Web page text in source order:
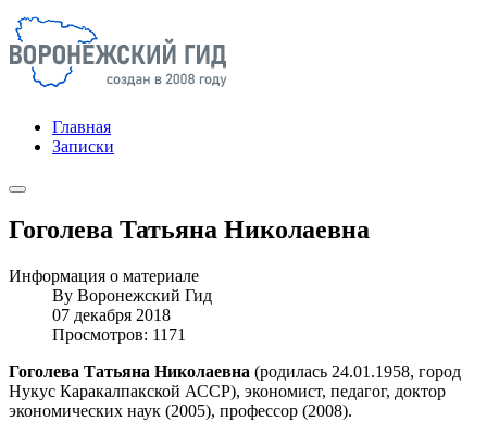
Главная
Записки
Гоголева Татьяна Николаевна
Информация о материале
By Воронежский Гид
07 декабря 2018
Просмотров: 1171
Гоголева Татьяна Николаевна (родилась 24.01.1958, город
Нукус Каракалпакской АССР), экономист, педагог, доктор
экономических наук (2005), профессор (2008).